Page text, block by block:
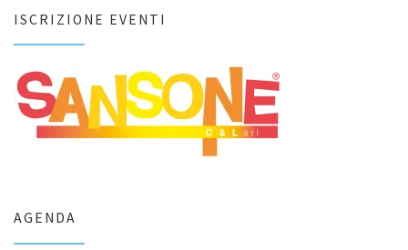
ISCRIZIONE EVENTI
AGENDA